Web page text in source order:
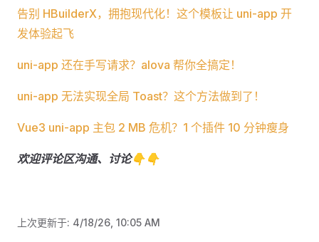
告别 HBuilderX，拥抱现代化！这个模板让 uni-app 开
发体验起飞
uni-app 还在手写请求？alova 帮你全搞定！
uni-app 无法实现全局 Toast？这个方法做到了！
Vue3 uni-app 主包 2 MB 危机？1 个插件 10 分钟瘦身
欢迎评论区沟通、讨论👇👇
上次更新于: 4/18/26, 10:05 AM